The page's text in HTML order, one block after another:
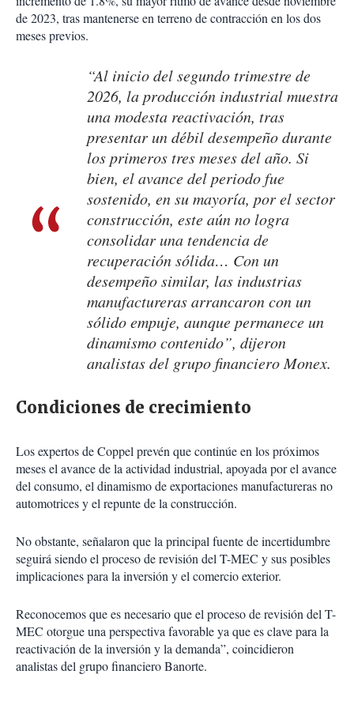
de 2023, tras mantenerse en terreno de contracción en los dos
meses previos.
“Al inicio del segundo trimestre de
2026, la producción industrial muestra
una modesta reactivación, tras
presentar un débil desempeño durante
los primeros tres meses del año. Si
bien, el avance del periodo fue
sostenido, en su mayoría, por el sector
construcción, este aún no logra
consolidar una tendencia de
recuperación sólida… Con un
desempeño similar, las industrias
manufactureras arrancaron con un
sólido empuje, aunque permanece un
dinamismo contenido”, dijeron
analistas del grupo financiero Monex.
Condiciones de crecimiento
Los expertos de Coppel prevén que continúe en los próximos
meses el avance de la actividad industrial, apoyada por el avance
del consumo, el dinamismo de exportaciones manufactureras no
automotrices y el repunte de la construcción.
No obstante, señalaron que la principal fuente de incertidumbre
seguirá siendo el proceso de revisión del T-MEC y sus posibles
implicaciones para la inversión y el comercio exterior.
Reconocemos que es necesario que el proceso de revisión del T-
MEC otorgue una perspectiva favorable ya que es clave para la
reactivación de la inversión y la demanda”, coincidieron
analistas del grupo financiero Banorte.